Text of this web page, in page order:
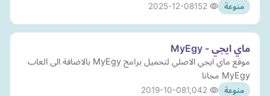
منوعة 2025-12-08
ماي ايجي - MyEgy
موقع ماي ايجي الاصلي لتحميل برامج MyEgy بالاضافة الى العاب
MyEgy مجانا
منوعة 2019-10-08